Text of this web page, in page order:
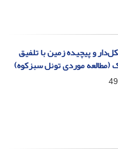
و پیچیده زمین با تلفیق
موردی تونل سبزکوه)